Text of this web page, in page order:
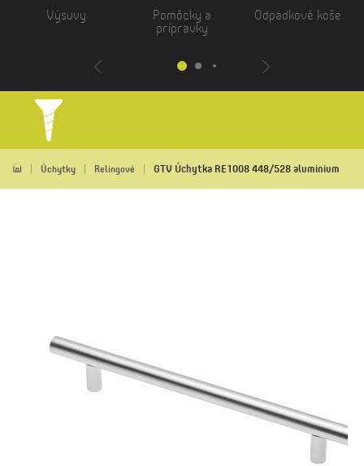
Výsuvy Pomôcky a
prípravky
Odpadkové koše
Úchytky Relingové GTV Úchytka RE1008 448/528 aluminium